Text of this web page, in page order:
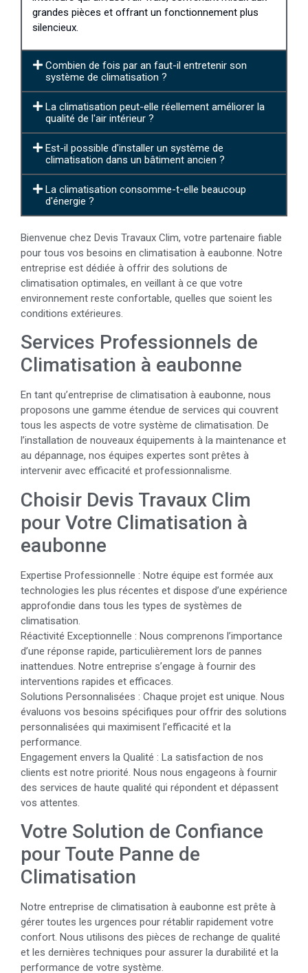
grandes pièces et offrant un fonctionnement plus
silencieux.
Combien de fois par an faut-il entretenir son
système de climatisation ?
La climatisation peut-elle réellement améliorer la
qualité de l'air intérieur ?
Est-il possible d'installer un système de
climatisation dans un bâtiment ancien ?
La climatisation consomme-t-elle beaucoup
d'énergie ?
Bienvenue chez Devis Travaux Clim, votre partenaire fiable
pour tous vos besoins en climatisation à eaubonne. Notre
entreprise est dédiée à offrir des solutions de
climatisation optimales, en veillant à ce que votre
environnement reste confortable, quelles que soient les
conditions extérieures.
Services Professionnels de
Climatisation à eaubonne
En tant qu’entreprise de climatisation à eaubonne, nous
proposons une gamme étendue de services qui couvrent
tous les aspects de votre système de climatisation. De
l’installation de nouveaux équipements à la maintenance et
au dépannage, nos équipes expertes sont prêtes à
intervenir avec efficacité et professionnalisme.
Choisir Devis Travaux Clim
pour Votre Climatisation à
eaubonne
Expertise Professionnelle : Notre équipe est formée aux
technologies les plus récentes et dispose d’une expérience
approfondie dans tous les types de systèmes de
climatisation.
Réactivité Exceptionnelle : Nous comprenons l’importance
d’une réponse rapide, particulièrement lors de pannes
inattendues. Notre entreprise s’engage à fournir des
interventions rapides et efficaces.
Solutions Personnalisées : Chaque projet est unique. Nous
évaluons vos besoins spécifiques pour offrir des solutions
personnalisées qui maximisent l’efficacité et la
performance.
Engagement envers la Qualité : La satisfaction de nos
clients est notre priorité. Nous nous engageons à fournir
des services de haute qualité qui répondent et dépassent
vos attentes.
Votre Solution de Confiance
pour Toute Panne de
Climatisation
Notre entreprise de climatisation à eaubonne est prête à
gérer toutes les urgences pour rétablir rapidement votre
confort. Nous utilisons des pièces de rechange de qualité
et les dernières techniques pour assurer la durabilité et la
performance de votre système.